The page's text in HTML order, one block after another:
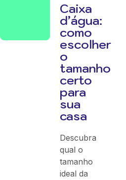
Caixa
d’água:
como
escolher
o
tamanho
certo
para
sua
casa
Descubra
qual o
tamanho
ideal da